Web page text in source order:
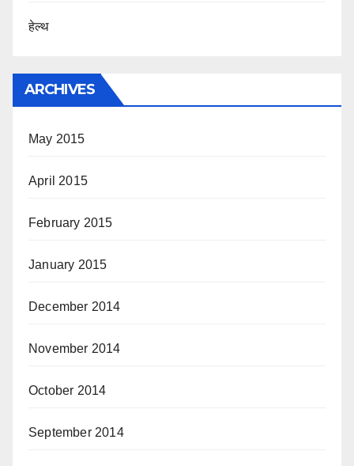
हेल्थ
ARCHIVES
May 2015
April 2015
February 2015
January 2015
December 2014
November 2014
October 2014
September 2014